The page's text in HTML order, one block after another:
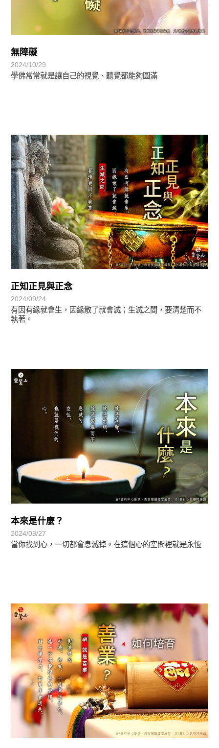
無障礙
2024/10/29
學佛常常就是讓自己的視覺、聽覺都能夠圓滿
正知正見與正念
2024/09/24
有因有緣就會生，因緣散了就會滅；生滅之間，要清楚而不
執著。
覺有情-法華期
本來是什麼？
2024/08/27
當你找到心，一切都會息滅掉。在這個心的空間裡就是永恆
正法眼-般若期
初轉法-阿含期